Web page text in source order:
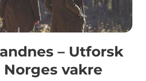
– Utforsk
vakre